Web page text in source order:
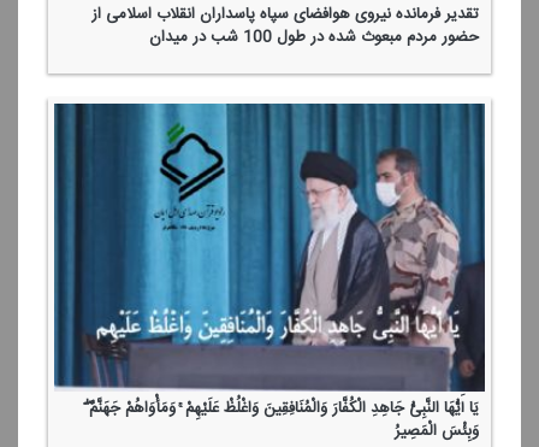
تقدیر فرمانده نیروی هوافضای سپاه پاسداران انقلاب اسلامی از
حضور مردم مبعوث شده در طول 100 شب در میدان
یَا أَیُّهَا النَّبِیُّ جَاهِدِ الْكُفَّارَ وَالْمُنَافِقِینَ وَاغْلُظْ عَلَیْهِمْ ۚ وَمَأْوَاهُمْ جَهَنَّمُ ۖ
وَبِئْسَ الْمَصِیرُ